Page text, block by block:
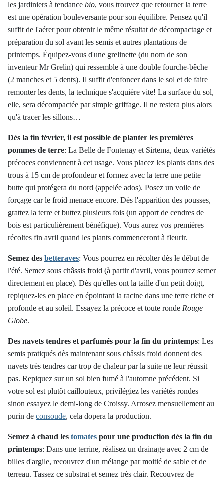
les jardiniers à tendance bio, vous trouvez que retourner la terre
est une opération bouleversante pour son équilibre. Pensez qu'il
suffit de l'aérer pour obtenir le même résultat de décompactage et
préparation du sol avant les semis et autres plantations de
printemps. Équipez-vous d'une grelinette (du nom de son
inventeur Mr Grelin) qui ressemble à une double fourche-bêche
(2 manches et 5 dents). Il suffit d'enfoncer dans le sol et de faire
remonter les dents, la technique s'acquière vite! La surface du sol,
elle, sera décompactée par simple griffage. Il ne restera plus alors
qu'à tracer les sillons…
Dès la fin février, il est possible de planter les premières
pommes de terre: La Belle de Fontenay et Sirtema, deux variétés
précoces conviennent à cet usage. Vous placez les plants dans des
trous à 15 cm de profondeur et formez avec la terre une petite
butte qui protégera du nord (appelée ados). Posez un voile de
forçage car le froid menace encore. Dès l'apparition des pousses,
grattez la terre et buttez plusieurs fois (un apport de cendres de
bois est particulièrement bénéfique). Vous aurez vos premières
récoltes fin avril quand les plants commenceront à fleurir.
Semez des betteraves: Vous pourrez en récolter dès le début de
l'été. Semez sous châssis froid (à partir d'avril, vous pourrez semer
directement en place). Dès qu'elles ont la taille d'un petit doigt,
repiquez-les en place en épointant la racine dans une terre riche et
profonde et au soleil. Essayez la précoce et toute ronde Rouge
Globe.
Des navets tendres et parfumés pour la fin du printemps: Les
semis pratiqués dès maintenant sous châssis froid donnent des
navets très tendres car trop de chaleur par la suite ne leur réussit
pas. Repiquez sur un sol bien fumé à l'automne précédent. Si
votre sol est plutôt caillouteux, privilégiez les variétés rondes
sinon essayez le demi-long de Croissy. Arrosez mensuellement au
purin de consoude, cela dopera la production.
Semez à chaud les tomates pour une production dès la fin du
printemps: Dans une terrine, réalisez un drainage avec 2 cm de
billes d'argile, recouvrez d'un mélange par moitié de sable et de
terreau. Tassez ce substrat et semez très clair. Recouvrez de